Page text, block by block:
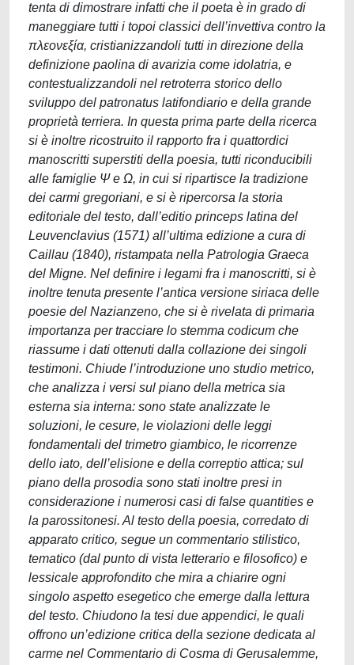
tenta di dimostrare infatti che il poeta è in grado di
maneggiare tutti i topoi classici dell’invettiva contro la
πλεονεξία, cristianizzandoli tutti in direzione della
definizione paolina di avarizia come idolatria, e
contestualizzandoli nel retroterra storico dello
sviluppo del patronatus latifondiario e della grande
proprietà terriera. In questa prima parte della ricerca
si è inoltre ricostruito il rapporto fra i quattordici
manoscritti superstiti della poesia, tutti riconducibili
alle famiglie Ψ e Ω, in cui si ripartisce la tradizione
dei carmi gregoriani, e si è ripercorsa la storia
editoriale del testo, dall’editio princeps latina del
Leuvenclavius (1571) all’ultima edizione a cura di
Caillau (1840), ristampata nella Patrologia Graeca
del Migne. Nel definire i legami fra i manoscritti, si è
inoltre tenuta presente l’antica versione siriaca delle
poesie del Nazianzeno, che si è rivelata di primaria
importanza per tracciare lo stemma codicum che
riassume i dati ottenuti dalla collazione dei singoli
testimoni. Chiude l’introduzione uno studio metrico,
che analizza i versi sul piano della metrica sia
esterna sia interna: sono state analizzate le
soluzioni, le cesure, le violazioni delle leggi
fondamentali del trimetro giambico, le ricorrenze
dello iato, dell’elisione e della correptio attica; sul
piano della prosodia sono stati inoltre presi in
considerazione i numerosi casi di false quantities e
la parossitonesi. Al testo della poesia, corredato di
apparato critico, segue un commentario stilistico,
tematico (dal punto di vista letterario e filosofico) e
lessicale approfondito che mira a chiarire ogni
singolo aspetto esegetico che emerge dalla lettura
del testo. Chiudono la tesi due appendici, le quali
offrono un’edizione critica della sezione dedicata al
carme nel Commentario di Cosma di Gerusalemme,